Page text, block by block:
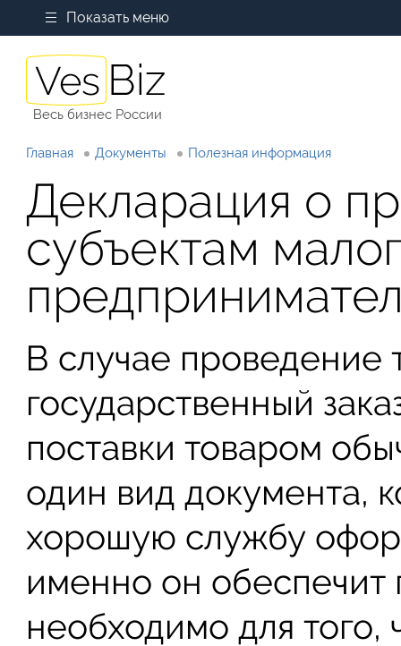
Показать меню
Весь бизнес России
Главная Документы Полезная информация
Декларация о
субъектам
В случае проведение
государственный
поставки товаром
один вид документа,
хорошую службу
именно он
необходимо для